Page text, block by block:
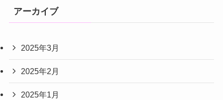
アーカイブ
2025年3月
2025年2月
2025年1月